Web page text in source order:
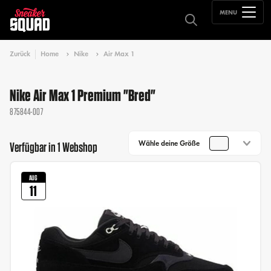
MENU
Zurück Home Nike Air Max 1
Nike Air Max 1 Premium "Bred"
875844-007
Verfügbar in 1 Webshop Wähle deine Größe
AUG
11